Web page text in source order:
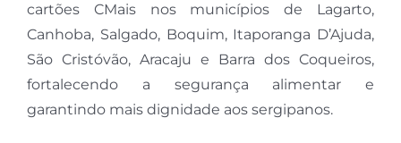
cartões CMais nos municípios de Lagarto,
Canhoba, Salgado, Boquim, Itaporanga D’Ajuda,
São Cristóvão, Aracaju e Barra dos Coqueiros,
fortalecendo a segurança alimentar e
garantindo mais dignidade aos sergipanos.